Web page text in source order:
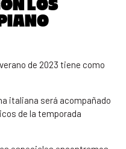
LOS
de 2023 tiene como
italiana será acompañado
de la temporada